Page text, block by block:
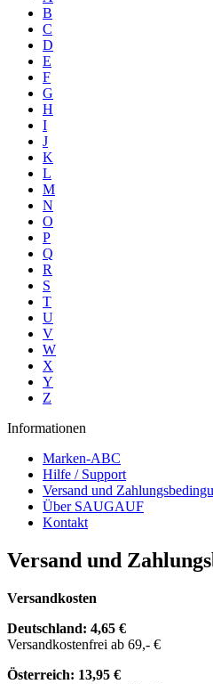
B
C
D
E
F
G
H
I
J
K
L
M
N
O
P
Q
R
S
T
U
V
W
X
Y
Z
Informationen
Marken-ABC
Hilfe / Support
Versand und
Über SAUGAUF
Kontakt
Versand und
Versandkosten
Deutschland: 4,65 €
Versandkostenfrei ab 69,- €
Österreich: 13,95 €